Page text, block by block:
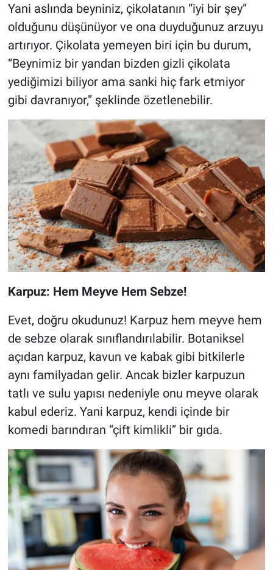
Yani aslında beyniniz, çikolatanın “iyi bir şey”
olduğunu düşünüyor ve ona duyduğunuz arzuyu
artırıyor. Çikolata yemeyen biri için bu durum,
“Beynimiz bir yandan bizden gizli çikolata
yediğimizi biliyor ama sanki hiç fark etmiyor
gibi davranıyor,” şeklinde özetlenebilir.
Karpuz: Hem Meyve Hem Sebze!
Evet, doğru okudunuz! Karpuz hem meyve hem
de sebze olarak sınıflandırılabilir. Botaniksel
açıdan karpuz, kavun ve kabak gibi bitkilerle
aynı familyadan gelir. Ancak bizler karpuzun
tatlı ve sulu yapısı nedeniyle onu meyve olarak
kabul ederiz. Yani karpuz, kendi içinde bir
komedi barındıran “çift kimlikli” bir gıda.